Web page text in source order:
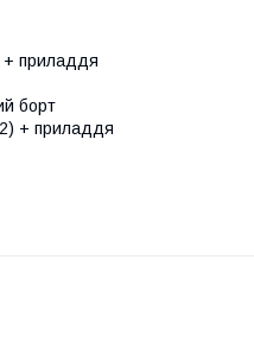
+ приладдя
борт
+ приладдя